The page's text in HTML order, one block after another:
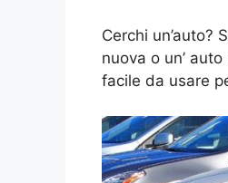
Cerchi un’auto?
nuova o un’
facile da usare